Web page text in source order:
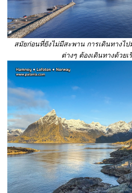
สมัยก่อนที่ยังไม่มีสะพาน การเดินทางไ
ต่างๆ ต้องเดินทางด้วยเ